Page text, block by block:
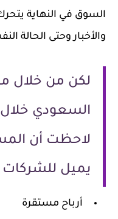
السوق في النهاية
والأخبار وحتى الحالة
لكن من خلال
السعودي خلال
لاحظت أن
يميل للشركات
أرباح مستقرة